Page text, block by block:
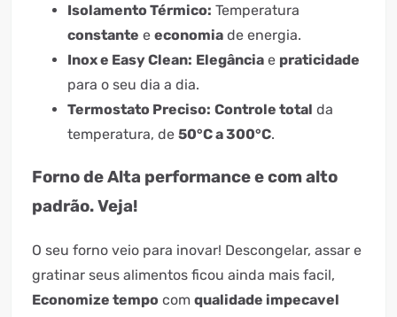
Isolamento Térmico: Temperatura
constante e economia de energia.
Inox e Easy Clean: Elegância e praticidade
para o seu dia a dia.
Termostato Preciso: Controle total da
temperatura, de 50°C a 300°C.
Forno de Alta performance e com alto
padrão. Veja!
O seu forno veio para inovar! Descongelar, assar e
gratinar seus alimentos ficou ainda mais facil,
Economize tempo com qualidade impecavel